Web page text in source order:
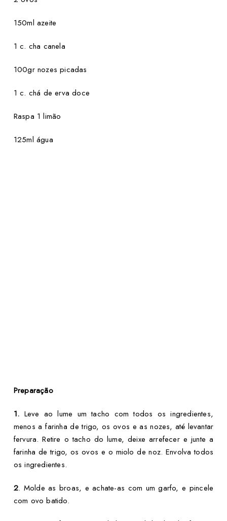
150ml azeite
1 c. cha canela
100gr nozes picadas
1 c. chá de erva doce
Raspa 1 limão
125ml água
Preparação
1. Leve ao lume um tacho com todos os ingredientes,
menos a farinha de trigo, os ovos e as nozes, até levantar
fervura. Retire o tacho do lume, deixe arrefecer e junte a
farinha de trigo, os ovos e o miolo de noz. Envolva todos
os ingredientes.
2. Molde as broas, e achate-as com um garfo, e pincele
com ovo batido.